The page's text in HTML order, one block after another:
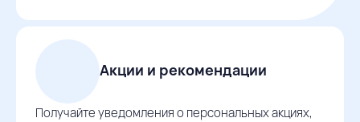
Акции и рекомендации
Получайте уведомления о персональных акциях,